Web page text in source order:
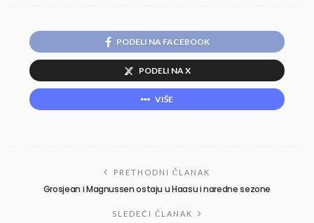
PODELI NA FACEBOOK
PODELI NA X
VIŠE
PRETHODNI ČLANAK
Grosjean i Magnussen ostaju u Haasu i naredne sezone
SLEDEĆI ČLANAK